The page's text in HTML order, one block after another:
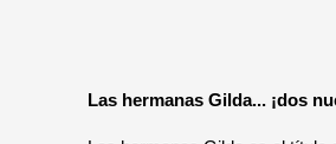
Las hermanas Gilda... ¡dos